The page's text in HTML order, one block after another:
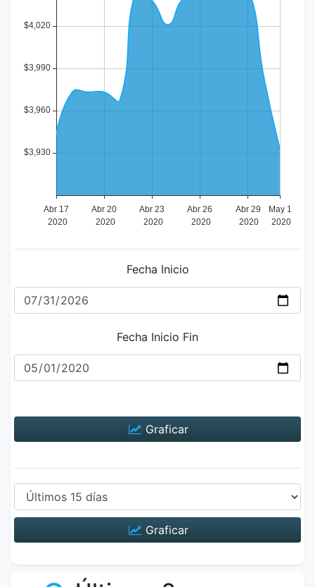
Fecha Inicio
Fecha Inicio Fin
Graficar
Graficar